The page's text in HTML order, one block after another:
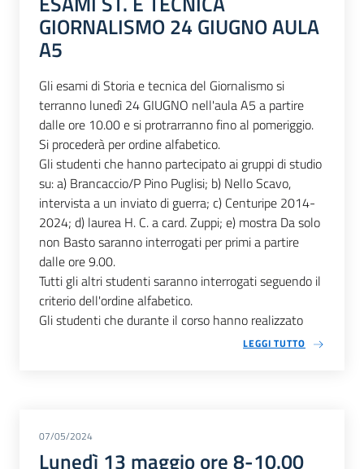
GIORNALISMO 24 GIUGNO AULA
A5
Gli esami di Storia e tecnica del Giornalismo si
terranno lunedì 24 GIUGNO nell'aula A5 a partire
dalle ore 10.00 e si protrarranno fino al pomeriggio.
Si procederà per ordine alfabetico.
Gli studenti che hanno partecipato ai gruppi di studio
su: a) Brancaccio/P Pino Puglisi; b) Nello Scavo,
intervista a un inviato di guerra; c) Centuripe 2014-
2024; d) laurea H. C. a card. Zuppi; e) mostra Da solo
non Basto saranno interrogati per primi a partire
dalle ore 9.00.
Tutti gli altri studenti saranno interrogati seguendo il
criterio dell'ordine alfabetico.
Gli studenti che durante il corso hanno realizzato
LEGGI TUTTO
07/05/2024
Lunedì 13 maggio ore 8-10.00